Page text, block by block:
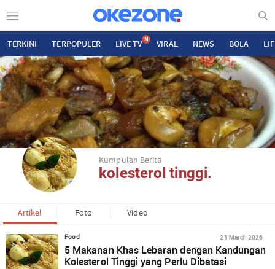
TERKINI TERPOPULER LIVE TV N VIRAL NEWS BOLA
Kumpulan Berita
kolesterol tinggi.
Artikel Foto Video
Food 21 March 2026
5 Makanan Khas Lebaran dengan Kandungan
Kolesterol Tinggi yang Perlu Dibatasi